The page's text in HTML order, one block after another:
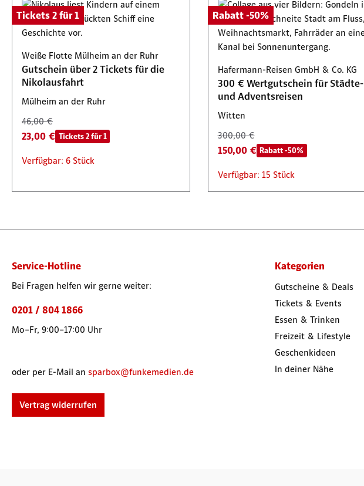
Tickets 2 für 1
Weiße Flotte Mülheim an der Ruhr
Gutschein über 2 Tickets für die
Nikolausfahrt
Mülheim an der Ruhr
46,00 €
23,00 € Tickets 2 für 1
Verfügbar: 6 Stück
Rabatt -50%
Hafermann-Reisen GmbH & Co. KG
300 € Wertgutschein für Städte-
und Adventsreisen
Witten
300,00 €
150,00 € Rabatt -50%
Verfügbar: 15 Stück
Service-Hotline
Bei Fragen helfen wir gerne weiter:
0201 / 804 1866
Mo–Fr, 9:00–17:00 Uhr
oder per E-Mail an sparbox@funkemedien.de
Vertrag widerrufen
Kategorien
Gutscheine & Deals
Tickets & Events
Essen & Trinken
Freizeit & Lifestyle
Geschenkideen
In deiner Nähe